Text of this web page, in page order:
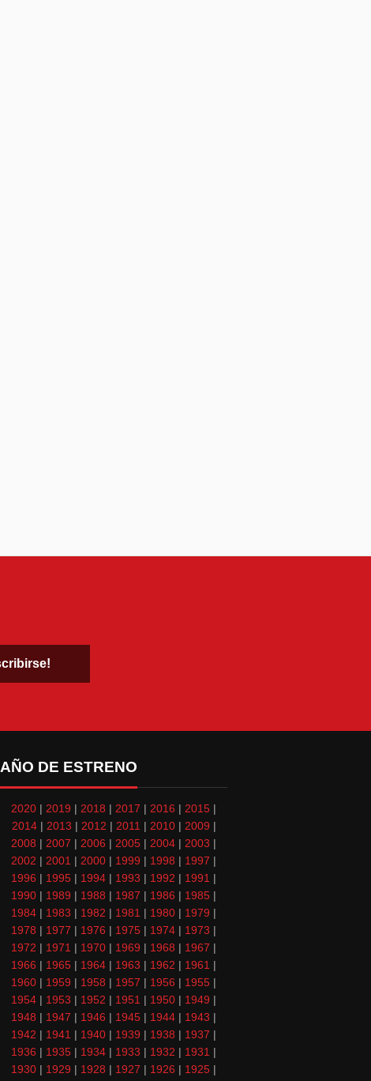
AÑO DE ESTRENO
2020 | 2019 | 2018 | 2017 | 2016 | 2015 |
2014| 2013 | 2012 | 2011 | 2010| 2009 |
2008 | 2007 | 2006 | 2005 | 2004 | 2003 |
2002 | 2001 | 2000 | 1999 | 1998 | 1997 |
1996 | 1995 | 1994 | 1993 | 1992 | 1991 |
1990 | 1989 | 1988 | 1987 | 1986 | 1985 |
1984 | 1983 | 1982 | 1981 | 1980 | 1979 |
1978 | 1977 | 1976 | 1975 | 1974 | 1973 |
1972 | 1971 | 1970 | 1969 | 1968 | 1967 |
1966 | 1965 | 1964 | 1963 | 1962 | 1961 |
1960 | 1959 | 1958 | 1957 | 1956 | 1955 |
1954 | 1953 | 1952 | 1951 | 1950 | 1949 |
1948 | 1947 | 1946 | 1945 | 1944 | 1943 |
1942 | 1941 | 1940 | 1939 | 1938 | 1937 |
1936 | 1935 | 1934 | 1933 | 1932 | 1931 |
1930 | 1929 | 1928 | 1927 | 1926 | 1925 |